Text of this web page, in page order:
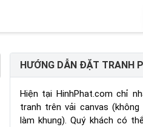
HƯỚNG DẪN ĐẶT TRANH
Hiện tại HinhPhat.com chỉ
tranh trên vải canvas (không
làm khung). Quý khách có